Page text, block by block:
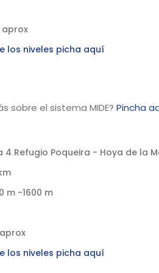
aprox
los niveles picha aquí
sobre el sistema MIDE? Pincha
Refugio Poqueira - Hoya de la
m -1600 m
los niveles picha aquí